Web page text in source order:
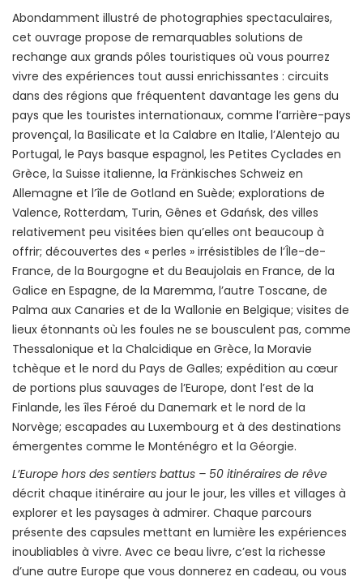
Abondamment illustré de photographies spectaculaires,
cet ouvrage propose de remarquables solutions de
rechange aux grands pôles touristiques où vous pourrez
vivre des expériences tout aussi enrichissantes : circuits
dans des régions que fréquentent davantage les gens du
pays que les touristes internationaux, comme l’arrière-pays
provençal, la Basilicate et la Calabre en Italie, l’Alentejo au
Portugal, le Pays basque espagnol, les Petites Cyclades en
Grèce, la Suisse italienne, la Fränkisches Schweiz en
Allemagne et l’île de Gotland en Suède; explorations de
Valence, Rotterdam, Turin, Gênes et Gdańsk, des villes
relativement peu visitées bien qu’elles ont beaucoup à
offrir; découvertes des « perles » irrésistibles de l’Île-de-
France, de la Bourgogne et du Beaujolais en France, de la
Galice en Espagne, de la Maremma, l’autre Toscane, de
Palma aux Canaries et de la Wallonie en Belgique; visites de
lieux étonnants où les foules ne se bousculent pas, comme
Thessalonique et la Chalcidique en Grèce, la Moravie
tchèque et le nord du Pays de Galles; expédition au cœur
de portions plus sauvages de l’Europe, dont l’est de la
Finlande, les îles Féroé du Danemark et le nord de la
Norvège; escapades au Luxembourg et à des destinations
émergentes comme le Monténégro et la Géorgie.
L’Europe hors des sentiers battus – 50 itinéraires de rêve
décrit chaque itinéraire au jour le jour, les villes et villages à
explorer et les paysages à admirer. Chaque parcours
présente des capsules mettant en lumière les expériences
inoubliables à vivre. Avec ce beau livre, c’est la richesse
d’une autre Europe que vous donnerez en cadeau, ou vous